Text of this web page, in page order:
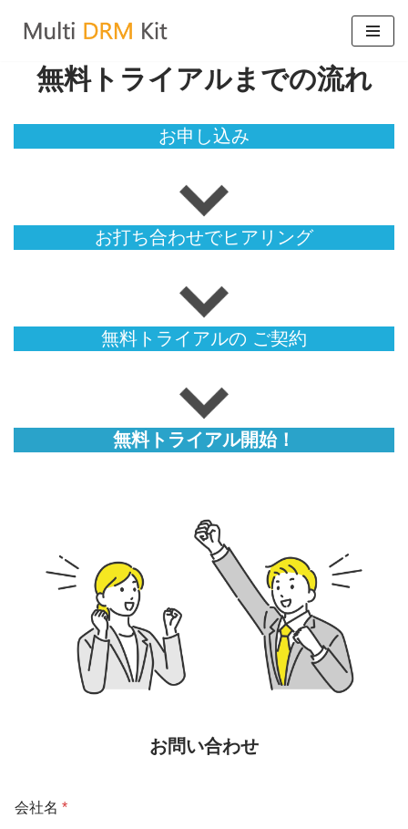
ン
ツ
キ
ッ
無料トライアルまでの流れ
お申し込み
お打ち合わせでヒアリング
無料トライアルの ご契約
無料トライアル開始！
お問い合わせ
会社名 *